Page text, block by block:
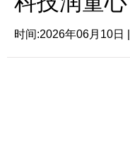
时间:2026年06月10日